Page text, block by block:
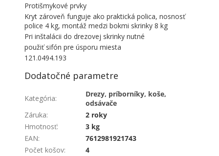
Protišmykové prvky
Kryt zároveň funguje ako praktická polica, nosnosť
police 4 kg, montáž medzi bokmi skrinky 8 kg
Pri inštalácii do drezovej skrinky nutné
použiť sifón pre úsporu miesta
121.0494.193
Dodatočné parametre
Kategória:
Drezy, príborníky, koše,
odsávače
Záruka:
2 roky
Hmotnosť:
3 kg
EAN:
7612981921743
Počet košov:
4